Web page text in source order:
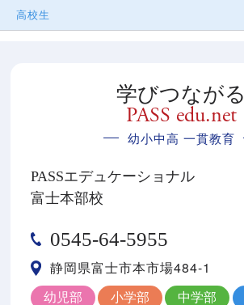
高校生
学びつながる
PASS edu.net
幼小中高 一貫教育
PASSエデュケーショナル
富士本部校
0545-64-5955
静岡県富士市本市場484-1
幼児部 小学部 中学部